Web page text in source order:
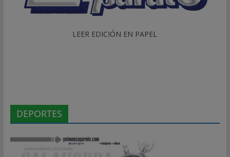
LEER EDICIÓN EN PAPEL
DEPORTES